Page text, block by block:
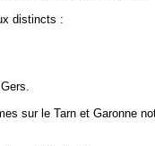
distincts :
sur le Tarn et Garonne